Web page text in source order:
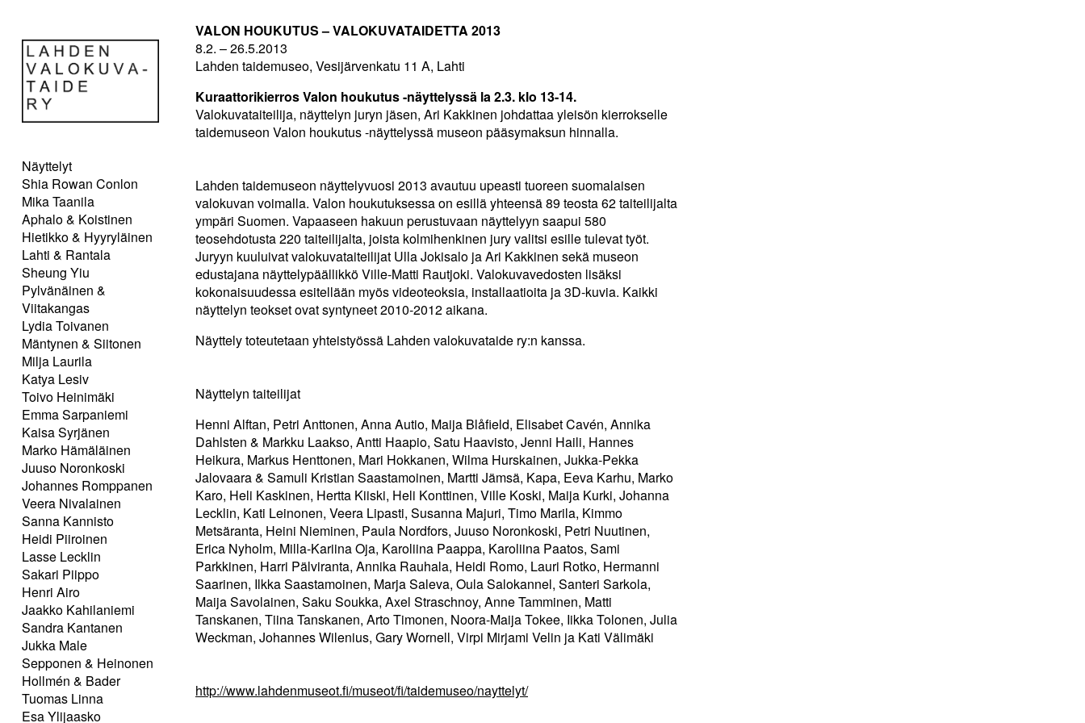
Näyttelyt
Shia Rowan Conlon
Mika Taanila
Aphalo & Koistinen
Hietikko & Hyyryläinen
Lahti & Rantala
Sheung Yiu
Pylvänäinen &
Viitakangas
Lydia Toivanen
Mäntynen & Siitonen
Milja Laurila
Katya Lesiv
Toivo Heinimäki
Emma Sarpaniemi
Kaisa Syrjänen
Marko Hämäläinen
Juuso Noronkoski
Johannes Romppanen
Veera Nivalainen
Sanna Kannisto
Heidi Piiroinen
Lasse Lecklin
Sakari Piippo
Henri Airo
Jaakko Kahilaniemi
Sandra Kantanen
Jukka Male
Sepponen & Heinonen
Hollmén & Bader
Tuomas Linna
Esa Ylijaasko
VALON HOUKUTUS – VALOKUVATAIDETTA 2013
8.2. – 26.5.2013
Lahden taidemuseo, Vesijärvenkatu 11 A, Lahti
Kuraattorikierros Valon houkutus -näyttelyssä la 2.3. klo 13-14.
Valokuvataiteilija, näyttelyn juryn jäsen, Ari Kakkinen johdattaa yleisön kierrokselle
taidemuseon Valon houkutus -näyttelyssä museon pääsymaksun hinnalla.
Lahden taidemuseon näyttelyvuosi 2013 avautuu upeasti tuoreen suomalaisen
valokuvan voimalla. Valon houkutuksessa on esillä yhteensä 89 teosta 62 taiteilijalta
ympäri Suomen. Vapaaseen hakuun perustuvaan näyttelyyn saapui 580
teosehdotusta 220 taiteilijalta, joista kolmihenkinen jury valitsi esille tulevat työt.
Juryyn kuuluivat valokuvataiteilijat Ulla Jokisalo ja Ari Kakkinen sekä museon
edustajana näyttelypäällikkö Ville-Matti Rautjoki. Valokuvavedosten lisäksi
kokonaisuudessa esitellään myös videoteoksia, installaatioita ja 3D-kuvia. Kaikki
näyttelyn teokset ovat syntyneet 2010-2012 aikana.
Näyttely toteutetaan yhteistyössä Lahden valokuvataide ry:n kanssa.
Näyttelyn taiteilijat
Henni Alftan, Petri Anttonen, Anna Autio, Maija Blåfield, Elisabet Cavén, Annika
Dahlsten & Markku Laakso, Antti Haapio, Satu Haavisto, Jenni Haili, Hannes
Heikura, Markus Henttonen, Mari Hokkanen, Wilma Hurskainen, Jukka-Pekka
Jalovaara & Samuli Kristian Saastamoinen, Martti Jämsä, Kapa, Eeva Karhu, Marko
Karo, Heli Kaskinen, Hertta Kiiski, Heli Konttinen, Ville Koski, Maija Kurki, Johanna
Lecklin, Kati Leinonen, Veera Lipasti, Susanna Majuri, Timo Marila, Kimmo
Metsäranta, Heini Nieminen, Paula Nordfors, Juuso Noronkoski, Petri Nuutinen,
Erica Nyholm, Milla-Kariina Oja, Karoliina Paappa, Karoliina Paatos, Sami
Parkkinen, Harri Pälviranta, Annika Rauhala, Heidi Romo, Lauri Rotko, Hermanni
Saarinen, Ilkka Saastamoinen, Marja Saleva, Oula Salokannel, Santeri Sarkola,
Maija Savolainen, Saku Soukka, Axel Straschnoy, Anne Tamminen, Matti
Tanskanen, Tiina Tanskanen, Arto Timonen, Noora-Maija Tokee, Iikka Tolonen, Julia
Weckman, Johannes Wilenius, Gary Wornell, Virpi Mirjami Velin ja Kati Välimäki
http://www.lahdenmuseot.fi/museot/fi/taidemuseo/nayttelyt/